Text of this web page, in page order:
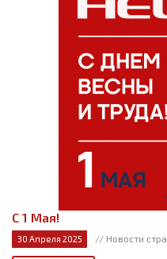
С 1 Мая!
30 Апреля 2025 // Новости